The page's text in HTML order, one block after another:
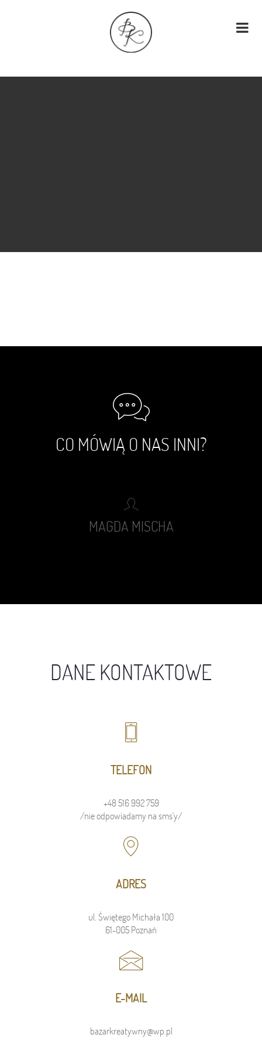
CO MÓWIĄ O NAS INNI?
MAGDA MISCHA
DANE KONTAKTOWE
TELEFON
+48 516 992 759
/nie odpowiadamy na sms'y/
ADRES
ul. Świętego Michała 100
61-005 Poznań
E-MAIL
bazarkreatywny@wp.pl